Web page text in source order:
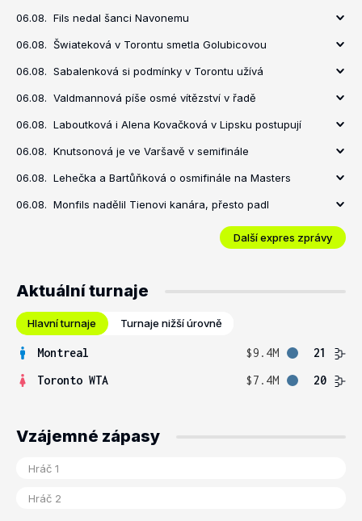
06.08. Fils nedal šanci Navonemu
06.08. Šwiateková v Torontu smetla Golubicovou
06.08. Sabalenková si podmínky v Torontu užívá
06.08. Valdmannová píše osmé vítězství v řadě
06.08. Laboutková i Alena Kovačková v Lipsku postupují
06.08. Knutsonová je ve Varšavě v semifinále
06.08. Lehečka a Bartůňková o osmifinále na Masters
06.08. Monfils nadělil Tienovi kanára, přesto padl
Další expres zprávy
Aktuální turnaje
Hlavní turnaje Turnaje nižší úrovně
Montreal $9.4M
21
Toronto WTA
$7.4M 20
Vzájemné zápasy